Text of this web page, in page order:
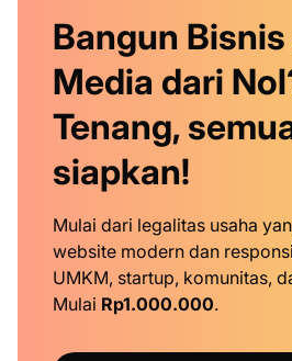
Bangun
Media dari
Tenang,
siapkan!
Mulai dari legalitas usaha
website modern dan
UMKM, startup, komunitas,
Mulai Rp1.000.000.